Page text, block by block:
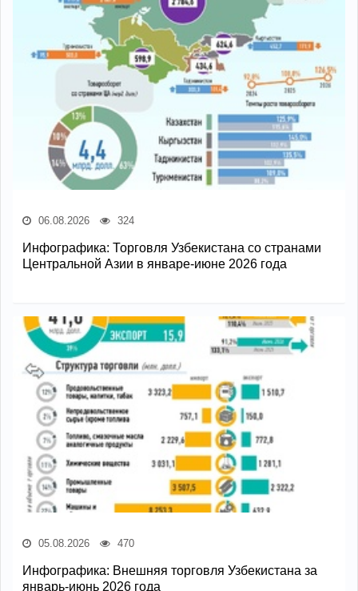
06.08.2026 324
Инфографика: Торговля Узбекистана со странами
Центральной Азии в январе-июне 2026 года
05.08.2026 470
Инфографика: Внешняя торговля Узбекистана за
январь-июнь 2026 года